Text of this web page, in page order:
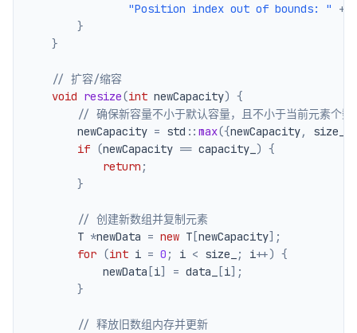
"Position index out of bounds: "
+
}
}
// 扩容/缩容
void resize(int newCapacity) {
// 确保新容量不小于默认容量，且不小于当前元素个数
        newCapacity
= std :: max({newCapacity, size_
if (newCapacity == capacity_ ) {
return ;
}
// 创建新数组并复制元素
        T
*newData = new T [newCapacity] ;
for (int i = 0 ; i < size_ ; i++) {
            newData
[i] = data_ [i] ;
}
// 释放旧数组内存并更新